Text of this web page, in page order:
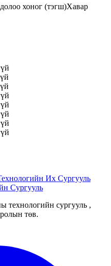
долоо хоног (тэгш)Хавар
Их Сургууль
Сургууль
сургууль ,
төв.